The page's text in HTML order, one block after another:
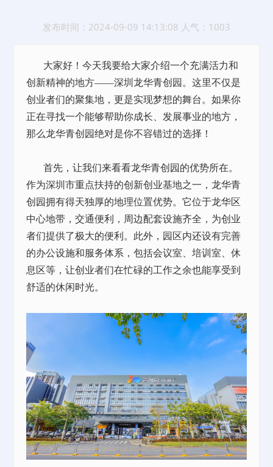
发布时间：2024-09-09 14:13:08 人气：1003
大家好！今天我要给大家介绍一个充满活力和
创新精神的地方——深圳龙华青创园。这里不仅是
创业者们的聚集地，更是实现梦想的舞台。如果你
正在寻找一个能够帮助你成长、发展事业的地方，
那么龙华青创园绝对是你不容错过的选择！
首先，让我们来看看龙华青创园的优势所在。
作为深圳市重点扶持的创新创业基地之一，龙华青
创园拥有得天独厚的地理位置优势。它位于龙华区
中心地带，交通便利，周边配套设施齐全，为创业
者们提供了极大的便利。此外，园区内还设有完善
的办公设施和服务体系，包括会议室、培训室、休
息区等，让创业者们在忙碌的工作之余也能享受到
舒适的休闲时光。